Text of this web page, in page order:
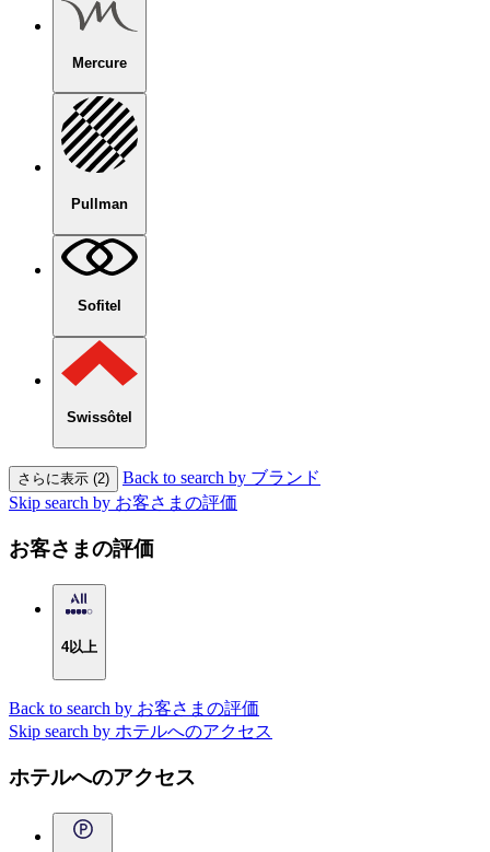
Mercure
Pullman
Sofitel
Swissôtel
さらに表示 (2)
Back to search by ブランド
Skip search by お客さまの評価
お客さまの評価
4以上
Back to search by お客さまの評価
Skip search by ホテルへのアクセス
ホテルへのアクセス